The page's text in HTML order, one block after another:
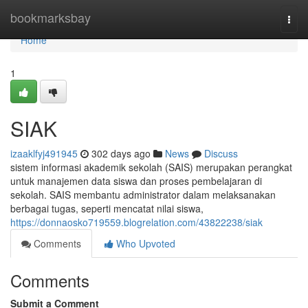
bookmarksbay
Home
Home
1
SIAK
izaaklfyj491945 302 days ago News
Discuss
sistem informasi akademik sekolah (SAIS) merupakan perangkat
untuk manajemen data siswa dan proses pembelajaran di
sekolah. SAIS membantu administrator dalam melaksanakan
berbagai tugas, seperti mencatat nilai siswa,
https://donnaosko719559.blogrelation.com/43822238/siak
Comments
Who Upvoted
Comments
Submit a Comment